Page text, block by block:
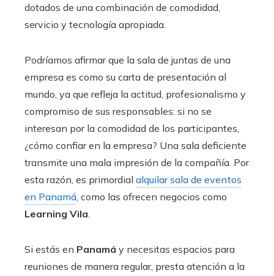
dotados de una combinación de comodidad,
servicio y tecnología apropiada.
Podríamos afirmar que la sala de juntas de una
empresa es como su carta de presentación al
mundo, ya que refleja la actitud, profesionalismo y
compromiso de sus responsables: si no se
interesan por la comodidad de los participantes,
¿cómo confiar en la empresa? Una sala deficiente
transmite una mala impresión de la compañía. Por
esta razón, es primordial alquilar sala de eventos
en Panamá , como las ofrecen negocios como
Learning Vila
Si estás en Panamá y necesitas espacios para
reuniones de manera regular, presta atención a la